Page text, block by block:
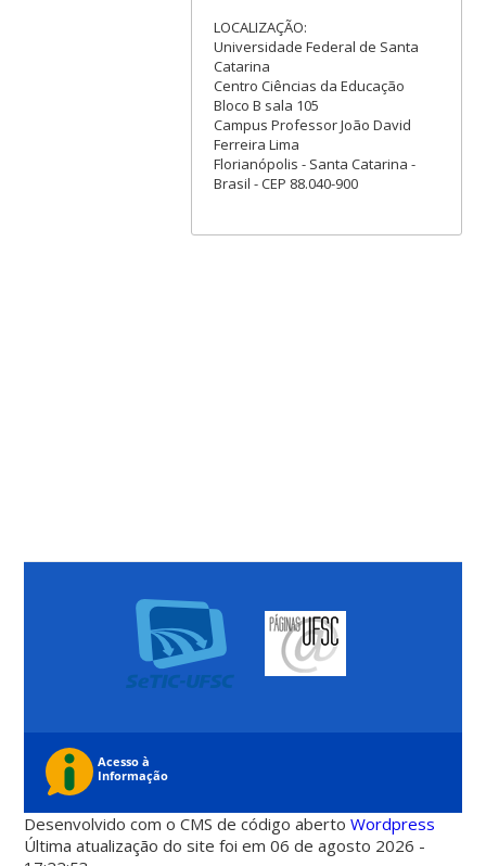
LOCALIZAÇÃO:
Universidade Federal de Santa
Catarina
Centro Ciências da Educação
Bloco B sala 105
Campus Professor João David
Ferreira Lima
Florianópolis - Santa Catarina -
Brasil - CEP 88.040-900
Desenvolvido com o CMS de código abertoWordpress
Última atualização do site foi em 06 de agosto 2026 -